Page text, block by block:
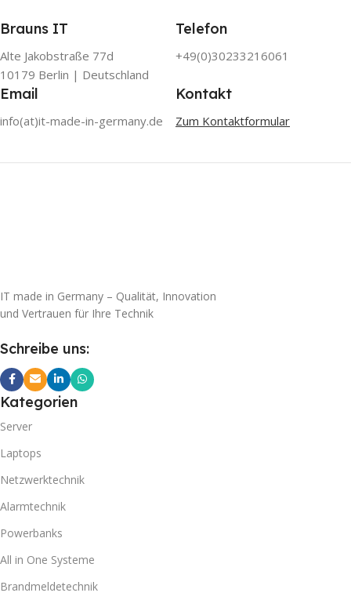
Brauns IT
Alte Jakobstraße 77d
10179 Berlin | Deutschland
Telefon
+49(0)30233216061
Email
info(at)it-made-in-germany.de
Kontakt
Zum Kontaktformular
IT made in Germany – Qualität, Innovation
und Vertrauen für Ihre Technik
Schreibe uns:
Kategorien
Server
Laptops
Netzwerktechnik
Alarmtechnik
Powerbanks
All in One Systeme
Brandmeldetechnik